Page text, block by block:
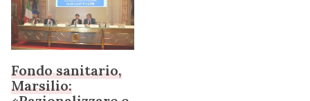
Fondo sanitario,
Marsilio: